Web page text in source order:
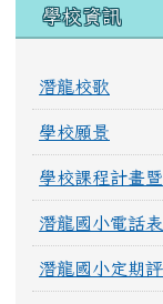
學校資訊
潛龍校歌
學校願景
學校課程計畫
潛龍國小電話表
潛龍國小定期